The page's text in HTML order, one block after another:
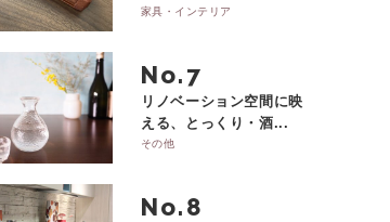
家具・インテリア
No.
リノベーション空間に映
える、とっくり・酒...
その他
No.